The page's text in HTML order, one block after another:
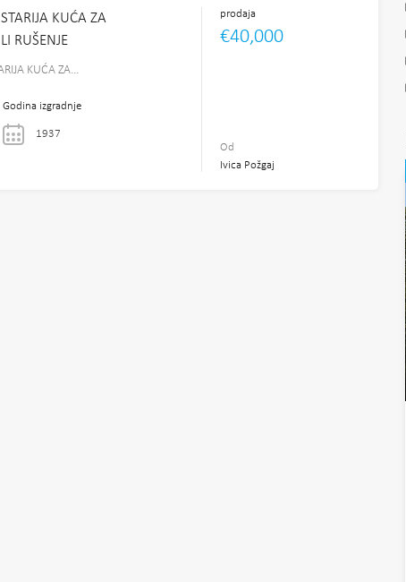
KUĆA ZA
RUŠENJE
KUĆA ZA…
Godina izgradnje
1937
prodaja
€40,000
Od
Ivica Požgaj